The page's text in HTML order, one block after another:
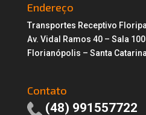
Endereço
Transportes Receptivo Floripa
Av. Vidal Ramos 40 – Sala
Florianópolis – Santa
Contato
(48) 991557722